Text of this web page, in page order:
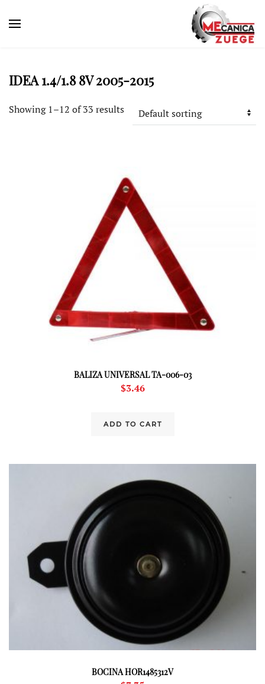
IDEA 1.4/1.8 8V 2005-2015
Showing 1–12 of 33 results
BALIZA UNIVERSAL TA-006-03
$3.46
ADD TO CART
BOCINA HOR1485312V